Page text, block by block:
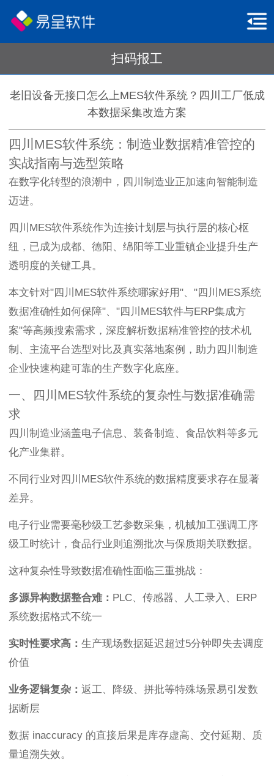
扫码报工
老旧设备无接口怎么上MES软件系统？四川工厂低成
本数据采集改造方案
四川MES软件系统：制造业数据精准管控的
实战指南与选型策略
在数字化转型的浪潮中，四川制造业正加速向智能制造
迈进。
四川MES软件系统作为连接计划层与执行层的核心枢
纽，已成为成都、德阳、绵阳等工业重镇企业提升生产
透明度的关键工具。
本文针对"四川MES软件系统哪家好用"、"四川MES系统
数据准确性如何保障"、"四川MES软件与ERP集成方
案"等高频搜索需求，深度解析数据精准管控的技术机
制、主流平台选型对比及真实落地案例，助力四川制造
企业快速构建可靠的生产数字化底座。
一、四川MES软件系统的复杂性与数据准确需
求
四川制造业涵盖电子信息、装备制造、食品饮料等多元
化产业集群。
不同行业对四川MES软件系统的数据精度要求存在显著
差异。
电子行业需要毫秒级工艺参数采集，机械加工强调工序
级工时统计，食品行业则追溯批次与保质期关联数据。
这种复杂性导致数据准确性面临三重挑战：
多源异构数据整合难： PLC、传感器、人工录入、ERP
系统数据格式不统一
实时性要求高： 生产现场数据延迟超过5分钟即失去调度
价值
业务逻辑复杂： 返工、降级、拼批等特殊场景易引发数
据断层
数据 inaccuracy 的直接后果是库存虚高、交付延期、质
量追溯失效。